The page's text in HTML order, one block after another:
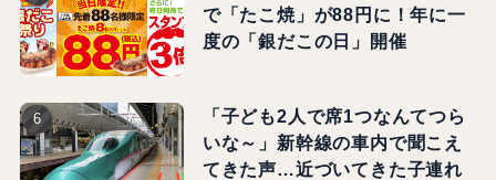
で「たこ焼」が88円に！年に一
度の「銀だこの日」開催
「子ども2人で席1つなんてつら
いな～」新幹線の車内で聞こえ
てきた声…近づいてきた子連れ